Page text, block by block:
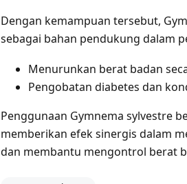
Dengan kemampuan tersebut,
sebagai bahan pendukung dalam
Menurunkan berat badan
Pengobatan diabetes dan
Penggunaan Gymnema sylvestre
memberikan efek sinergis dalam
dan membantu mengontrol berat